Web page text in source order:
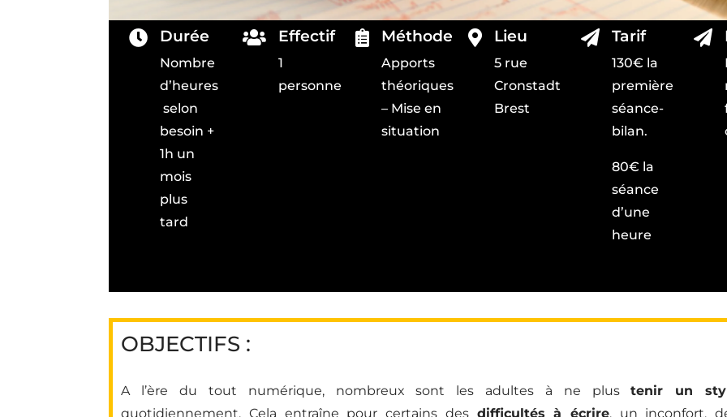
 Durée
Nombre
d’heures
selon
besoin +
1h un
mois
plus
tard
 Effectif
1
personne
 Méthode
Apports
théoriques
– Mise en
situation
 Lieu
5 rue
Cronstadt
Brest
 Tarif
130€ la
première
séance-
bilan.
80€ la
séance
d’une
heure

OBJECTIFS :
A l’ère du tout numérique, nombreux sont les adultes à ne plustenir un
quotidiennement. Cela entraîne pour certains des difficultés à écrire, un inconfort,